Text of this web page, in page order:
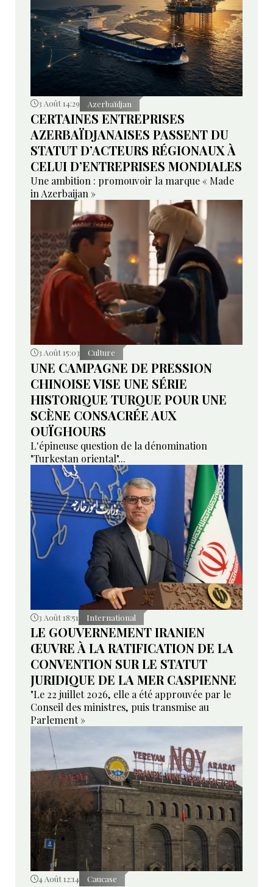
3 Août 14:29 Azerbaïdjan
CERTAINES ENTREPRISES
AZERBAÏDJANAISES PASSENT DU
STATUT D’ACTEURS RÉGIONAUX À
CELUI D’ENTREPRISES MONDIALES
Une ambition : promouvoir la marque « Made
in Azerbaijan »
3 Août 15:03 Culture
UNE CAMPAGNE DE PRESSION
CHINOISE VISE UNE SÉRIE
HISTORIQUE TURQUE POUR UNE
SCÈNE CONSACRÉE AUX
OUÏGHOURS
L'épineuse question de la dénomination
"Turkestan oriental"...
3 Août 18:51 International
LE GOUVERNEMENT IRANIEN
ŒUVRE À LA RATIFICATION DE LA
CONVENTION SUR LE STATUT
JURIDIQUE DE LA MER CASPIENNE
"Le 22 juillet 2026, elle a été approuvée par le
Conseil des ministres, puis transmise au
Parlement »
4 Août 12:14 Caucase